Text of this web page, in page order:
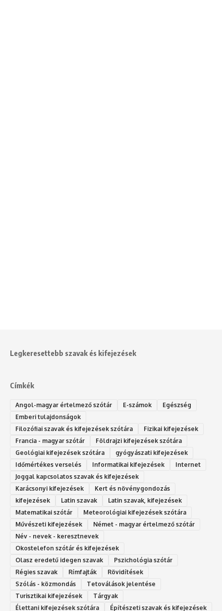
Legkeresettebb szavak és kifejezések
Címkék
Angol-magyar értelmező szótár E-számok
Egészség
Emberi tulajdonságok
Filozófiai szavak és kifejezések szótára
Fizikai kifejezések
Francia - magyar szótár
Földrajzi kifejezések szótára
Geológiai kifejezések szótára
gyógyászati kifejezések
Időmértékes verselés
Informatikai kifejezések
Internet
Joggal kapcsolatos szavak és kifejezések
Karácsonyi kifejezések
Kert és növénygondozás
kifejezések
Latin szavak
Latin szavak, kifejezések
Matematikai szótár
Meteorológiai kifejezések szótára
Művészeti kifejezések
Német - magyar értelmező szótár
Név - nevek - keresztnevek
Okostelefon szótár és kifejezések
Olasz eredetű idegen szavak
Ps‮gólohciz‬ia s‮átóz‬r
Régies szavak
Rímfajták
Rövidítések
Szólás - közmondás
Tetoválások jelentése
Turisztikai kifejezések
Tárgyak
Élettani kifejezések szótára
Építészeti szavak és kifejezések